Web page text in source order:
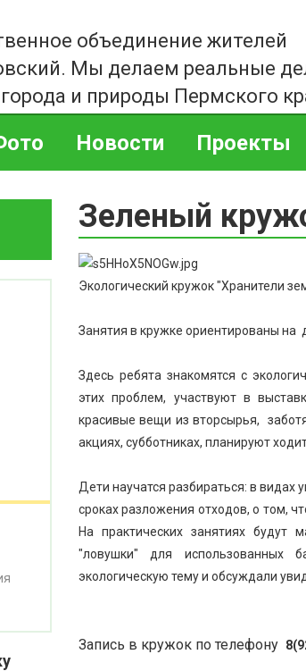
объединение жителей
Мы делаем реальные
и природы Пермского
Новости Проекты
Зеленый
Экологический кружок "Хранители
Занятия в кружке ориентированы на
Здесь ребята знакомятся с
этих проблем, участвуют в
красивые вещи из вторсырья,
акциях, субботниках, планируют
Дети научатся разбираться: в видах
сроках разложения отходов, о том,
На практических занятиях будут
"ловушки" для использованных
экологическую тему и обсуждали
Запись в кружок по телефону